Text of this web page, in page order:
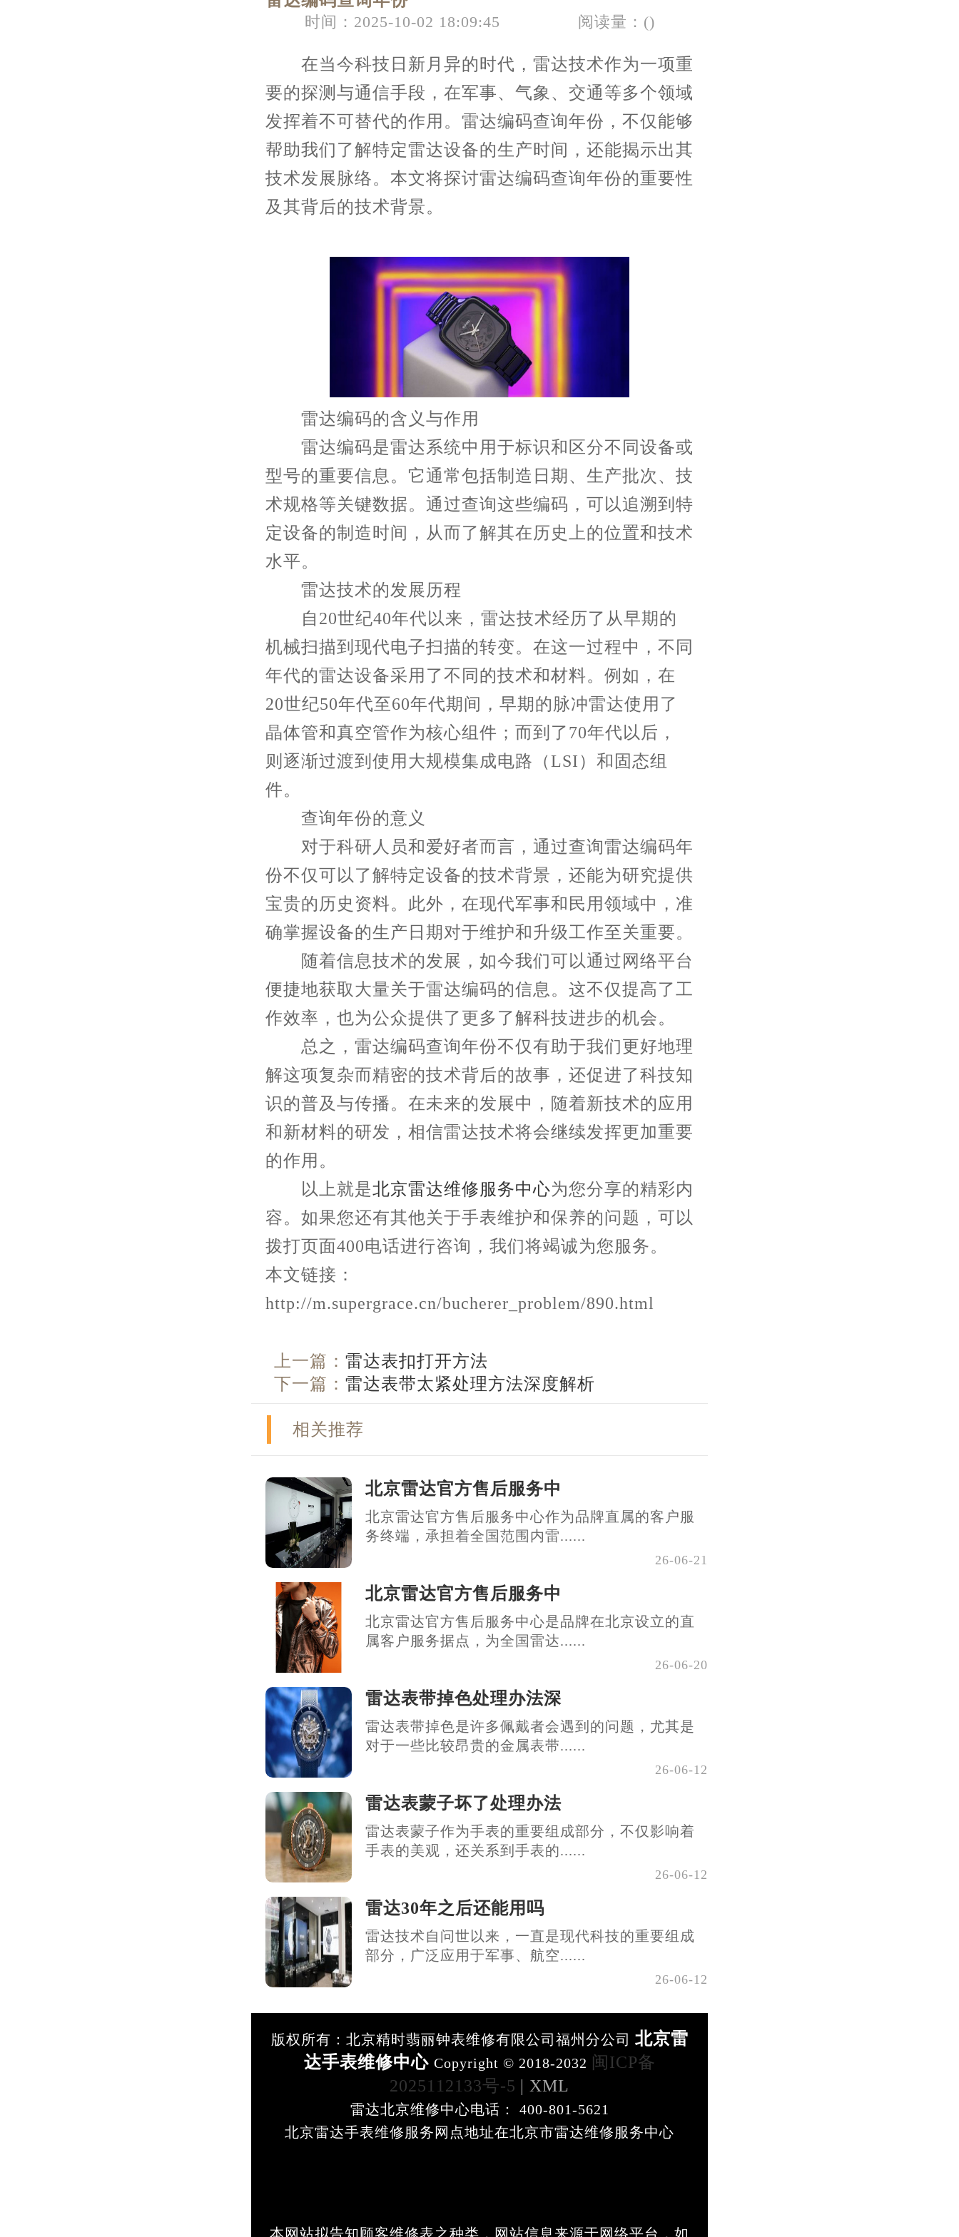
节假日正常营业！
时间：2025-10-02 18:09:45 阅读量：()
在当今科技日新月异的时代，雷达技术作为一项重
要的探测与通信手段，在军事、气象、交通等多个领域
发挥着不可替代的作用。雷达编码查询年份，不仅能够
帮助我们了解特定雷达设备的生产时间，还能揭示出其
技术发展脉络。本文将探讨雷达编码查询年份的重要性
及其背后的技术背景。
雷达编码的含义与作用
雷达编码是雷达系统中用于标识和区分不同设备或
型号的重要信息。它通常包括制造日期、生产批次、技
术规格等关键数据。通过查询这些编码，可以追溯到特
定设备的制造时间，从而了解其在历史上的位置和技术
水平。
雷达技术的发展历程
自20世纪40年代以来，雷达技术经历了从早期的
机械扫描到现代电子扫描的转变。在这一过程中，不同
年代的雷达设备采用了不同的技术和材料。例如，在
20世纪50年代至60年代期间，早期的脉冲雷达使用了
晶体管和真空管作为核心组件；而到了70年代以后，
则逐渐过渡到使用大规模集成电路（LSI）和固态组
件。
查询年份的意义
对于科研人员和爱好者而言，通过查询雷达编码年
份不仅可以了解特定设备的技术背景，还能为研究提供
宝贵的历史资料。此外，在现代军事和民用领域中，准
确掌握设备的生产日期对于维护和升级工作至关重要。
随着信息技术的发展，如今我们可以通过网络平台
便捷地获取大量关于雷达编码的信息。这不仅提高了工
作效率，也为公众提供了更多了解科技进步的机会。
总之，雷达编码查询年份不仅有助于我们更好地理
解这项复杂而精密的技术背后的故事，还促进了科技知
识的普及与传播。在未来的发展中，随着新技术的应用
和新材料的研发，相信雷达技术将会继续发挥更加重要
的作用。
以上就是北京雷达维修服务中心为您分享的精彩内
容。如果您还有其他关于手表维护和保养的问题，可以
拨打页面400电话进行咨询，我们将竭诚为您服务。
本文链接：
http://m.supergrace.cn/bucherer_problem/890.html
上一篇： 雷达表扣打开方法
下一篇： 雷达表带太紧处理方法深度解析
相关推荐
北京雷达官方售后服务中
北京雷达官方售后服务中心作为品牌直属的客户服
务终端，承担着全国范围内雷......
26-06-21
北京雷达官方售后服务中
北京雷达官方售后服务中心是品牌在北京设立的直
属客户服务据点，为全国雷达......
26-06-20
雷达表带掉色处理办法深
雷达表带掉色是许多佩戴者会遇到的问题，尤其是
对于一些比较昂贵的金属表带......
26-06-12
雷达表蒙子坏了处理办法
雷达表蒙子作为手表的重要组成部分，不仅影响着
手表的美观，还关系到手表的......
26-06-12
雷达30年之后还能用吗
雷达技术自问世以来，一直是现代科技的重要组成
部分，广泛应用于军事、航空......
26-06-12
版权所有：北京精时翡丽钟表维修有限公司福州分公司 北京雷
达手表维修中心 Copyright © 2018-2032 闽ICP备
2025112133号-5 | XML
雷达北京维修中心电话： 400-801-5621
北京雷达手表维修服务网点地址在北京市雷达维修服务中心
本网站拟告知顾客维修表之种类，网站信息来源于网络平台，如